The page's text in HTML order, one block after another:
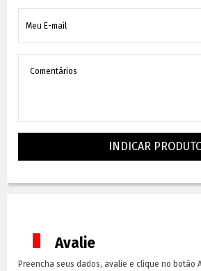
INDICAR
Avalie
Preencha seus dados, avalie e clique no botão